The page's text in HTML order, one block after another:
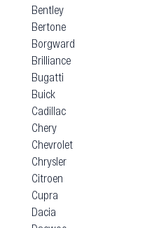
Bentley
Bertone
Borgward
Brilliance
Bugatti
Buick
Cadillac
Chery
Chevrolet
Chrysler
Citroen
Cupra
Dacia